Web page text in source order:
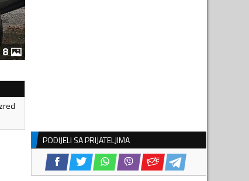
8
PODIJELI SA PRIJATELJIMA